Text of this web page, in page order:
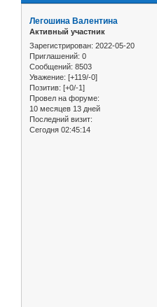
Легошина Валентина
Активный участник
Зарегистрирован: 2022-05-20
Приглашений: 0
Сообщений: 8503
Уважение: [+119/-0]
Позитив: [+0/-1]
Провел на форуме:
10 месяцев 13 дней
Последний визит:
Сегодня 02:45:14